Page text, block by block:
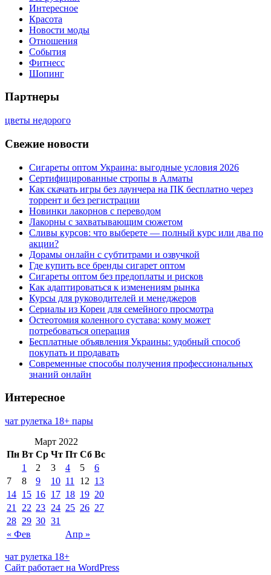
Интересное
Красота
Новости моды
Отношения
События
Фитнесс
Шопинг
Партнеры
цветы недорого
Свежие новости
Сигареты оптом Украина: выгодные условия 2026
Сертифицированные стропы в Алматы
Как скачать игры без лаунчера на ПК бесплатно через
торрент и без регистрации
Новинки лакорнов с переводом
Лакорны с захватывающим сюжетом
Сливы курсов: что выберете — полный курс или два по
акции?
Дорамы онлайн с субтитрами и озвучкой
Где купить все бренды сигарет оптом
Сигареты оптом без предоплаты и рисков
Как адаптироваться к изменениям рынка
Курсы для руководителей и менеджеров
Сериалы из Кореи для семейного просмотра
Остеотомия коленного сустава: кому может
потребоваться операция
Бесплатные объявления Украины: удобный способ
покупать и продавать
Современные способы получения профессиональных
знаний онлайн
Интересное
чат рулетка 18+ пары
Март 2022
Пн Вт Ср Чт Пт Сб Вс
« Фев Апр »
1 2 3 4 5
6
7
8 9 10 11 12 13
14 15 16 17 18 19 20
21
22 23 24 25 26 27
28 29 30 31
чат рулетка 18+
Сайт работает на WordPress